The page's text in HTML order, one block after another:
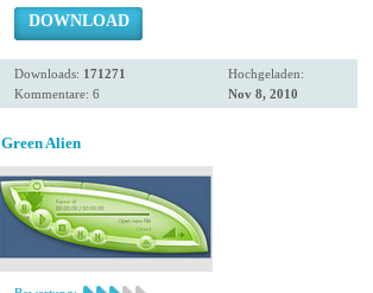
DOWNLOAD
Downloads: 171271
Kommentare: 6
Hochgeladen:
Nov 8, 2010
Green Alien